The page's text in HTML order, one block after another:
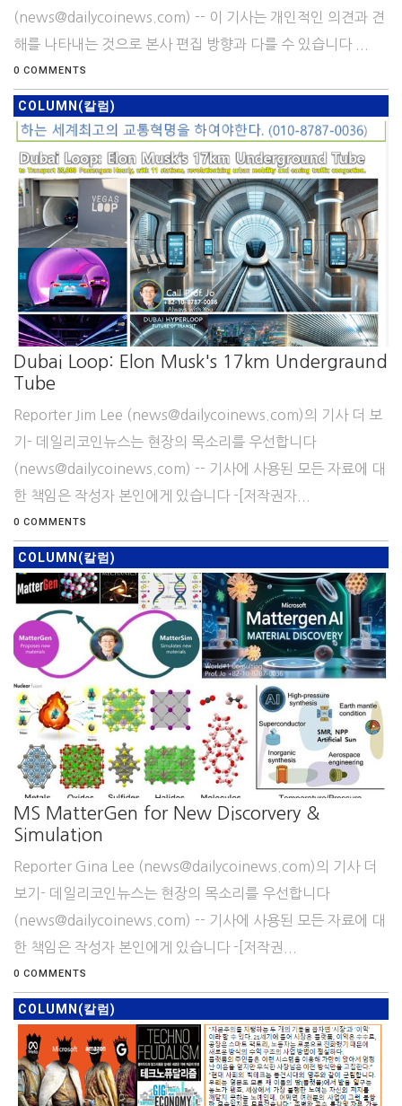
(news@dailycoinews.com) -- 이 기사는 개인적인 의견과 견
해를 나타내는 것으로 본사 편집 방향과 다를 수 있습니다 ...
0 COMMENTS
COLUMN(칼럼)
Dubai Loop: Elon Musk's 17km Undergraund
Tube
Reporter Jim Lee (news@dailycoinews.com)의 기사 더 보
기- 데일리코인뉴스는 현장의 목소리를 우선합니다
(news@dailycoinews.com) -- 기사에 사용된 모든 자료에 대
한 책임은 작성자 본인에게 있습니다 -[저작권자...
0 COMMENTS
COLUMN(칼럼)
MS MatterGen for New Discorvery &
Simulation
Reporter Gina Lee (news@dailycoinews.com)의 기사 더
보기- 데일리코인뉴스는 현장의 목소리를 우선합니다
(news@dailycoinews.com) -- 기사에 사용된 모든 자료에 대
한 책임은 작성자 본인에게 있습니다 -[저작권...
0 COMMENTS
COLUMN(칼럼)